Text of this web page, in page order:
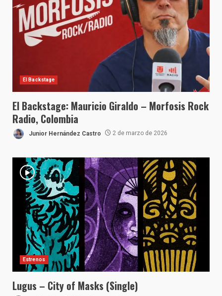
El Backstage
El Backstage: Mauricio Giraldo – Morfosis Rock
Radio, Colombia
Junior Hernández Castro 2 de marzo de 2026
Estrenos
Lugus – City of Masks (Single)